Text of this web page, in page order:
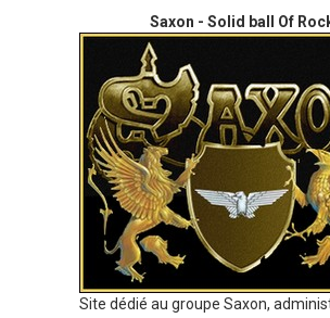
Saxon - Solid ball Of
Site dédié au groupe Saxon,